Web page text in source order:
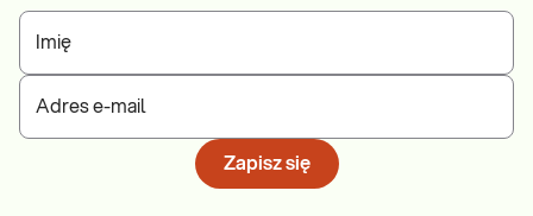
Imię
Adres e-mail
Zapisz się